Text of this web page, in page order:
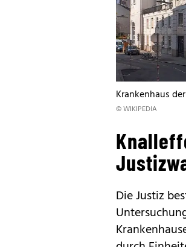
Krankenhaus
© WIKIPEDIA
Die Justiz